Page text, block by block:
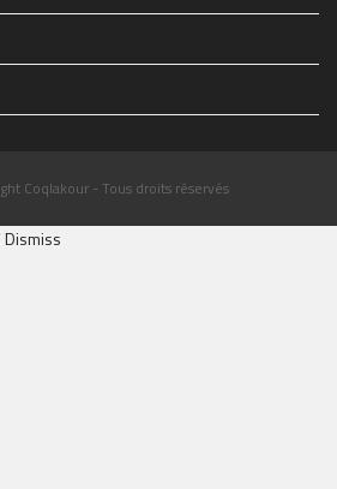
Coqlakour - Tous droits réservés
Dismiss